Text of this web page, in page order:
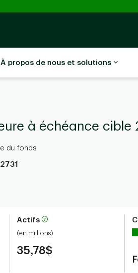
À propos de nous et solutions
à échéance cible
du fonds
Actifs
(en millions)
35,78$